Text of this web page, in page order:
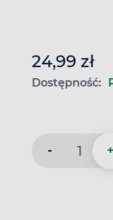
24,99 zł
Dostępność:
- +